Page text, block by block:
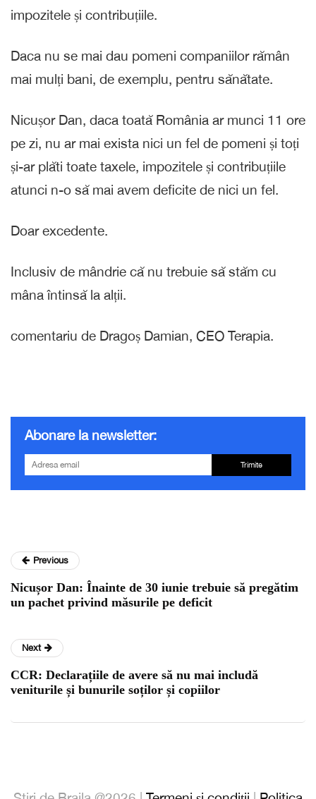
impozitele și contribuțiile.
Daca nu se mai dau pomeni companiilor rămân
mai mulți bani, de exemplu, pentru sănătate.
Nicușor Dan, daca toată România ar munci 11 ore
pe zi, nu ar mai exista nici un fel de pomeni și toți
și-ar plăti toate taxele, impozitele și contribuțiile
atunci n-o să mai avem deficite de nici un fel.
Doar excedente.
Inclusiv de mândrie că nu trebuie să stăm cu
mâna întinsă la alții.
comentariu de Dragoș Damian, CEO Terapia.
Abonare la newsletter:
Trimite
Previous
Nicușor Dan: Înainte de 30 iunie trebuie să pregătim
un pachet privind măsurile pe deficit
Next
CCR: Declarațiile de avere să nu mai includă
veniturile și bunurile soților și copiilor